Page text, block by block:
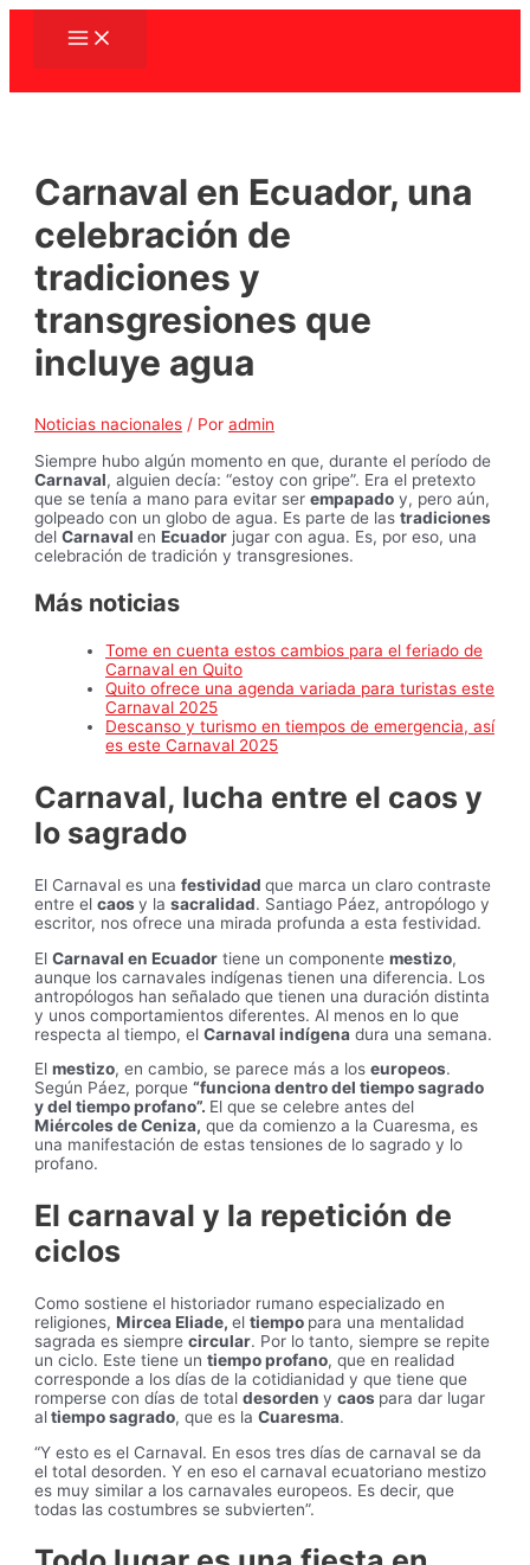
Main
Menu
Carnaval en Ecuador, una
celebración de
tradiciones y
transgresiones que
incluye agua
Noticias nacionales / Poradmin
Siempre hubo algún momento en que, durante el período de
Carnaval, alguien decía: “estoy con gripe”. Era el pretexto
que se tenía a mano para evitar serempapado y, pero aún,
golpeado con un globo de agua. Es parte de lastradiciones
delCarnavalenEcuador jugar con agua. Es, por eso, una
celebración de tradición y transgresiones.
Más noticias
Tome en cuenta estos cambios para el feriado de
Carnaval en Quito
Quito ofrece una agenda variada para turistas este
Carnaval 2025
Descanso y turismo en tiempos de emergencia, así
es este Carnaval 2025
Carnaval, lucha entre el caos y
lo sagrado
El Carnaval es unafestividadque marca un claro contraste
entre elcaosy lasacralidad. Santiago Páez, antropólogo y
escritor, nos ofrece una mirada profunda a esta festividad.
ElCarnaval en Ecuador tiene un componentemestizo,
aunque los carnavales indígenas tienen una diferencia. Los
antropólogos han señalado que tienen una duración distinta
y unos comportamientos diferentes. Al menos en lo que
respecta al tiempo, elCarnaval indígena dura una semana.
Elmestizo, en cambio, se parece más a loseuropeos.
Según Páez, porque“funciona dentro del tiempo sagrado
y del tiempo profano”. El que se celebre antes del
Miércoles de Ceniza, que da comienzo a la Cuaresma, es
una manifestación de estas tensiones de lo sagrado y lo
profano.
El carnaval y la repetición de
ciclos
Como sostiene el historiador rumano especializado en
religiones,Mircea Eliade,eltiempo para una mentalidad
sagrada es siemprecircular. Por lo tanto, siempre se repite
un ciclo. Este tiene untiempo profano, que en realidad
corresponde a los días de la cotidianidad y que tiene que
romperse con días de totaldesordenycaos para dar lugar
altiempo sagrado, que es laCuaresma.
“Y esto es el Carnaval. En esos tres días de carnaval se da
el total desorden. Y en eso el carnaval ecuatoriano mestizo
es muy similar a los carnavales europeos. Es decir, que
todas las costumbres se subvierten”.